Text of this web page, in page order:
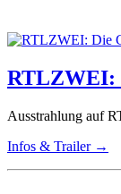
RTLZWEI:
Ausstrahlung auf
Infos & Trailer →